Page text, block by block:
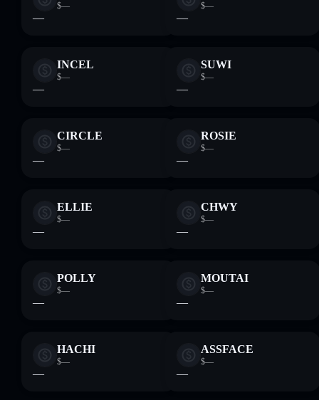
$—
—
$—
—
INCEL
$—
—
SUWI
$—
—
CIRCLE
$—
—
ROSIE
$—
—
ELLIE
$—
—
CHWY
$—
—
POLLY
$—
—
MOUTAI
$—
—
HACHI
$—
—
ASSFACE
$—
—